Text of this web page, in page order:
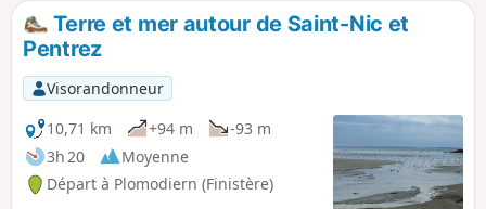
Terre et mer autour de Saint-Nic et
Pentrez
Visorandonneur
10,71 km
+94 m
-93 m
3h 20
Moyenne
Départ à Plomodiern (Finistère)